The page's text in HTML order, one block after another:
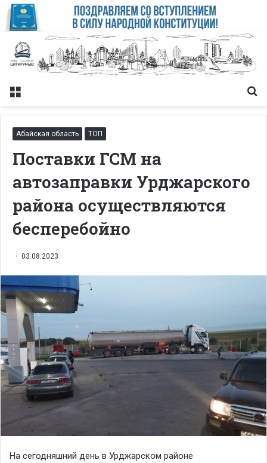
Меню
Абайская область ТОП
Поставки ГСМ на
автозаправки Урджарского
района осуществляются
бесперебойно
03.08.2023
На сегодняшний день в Урджарском районе